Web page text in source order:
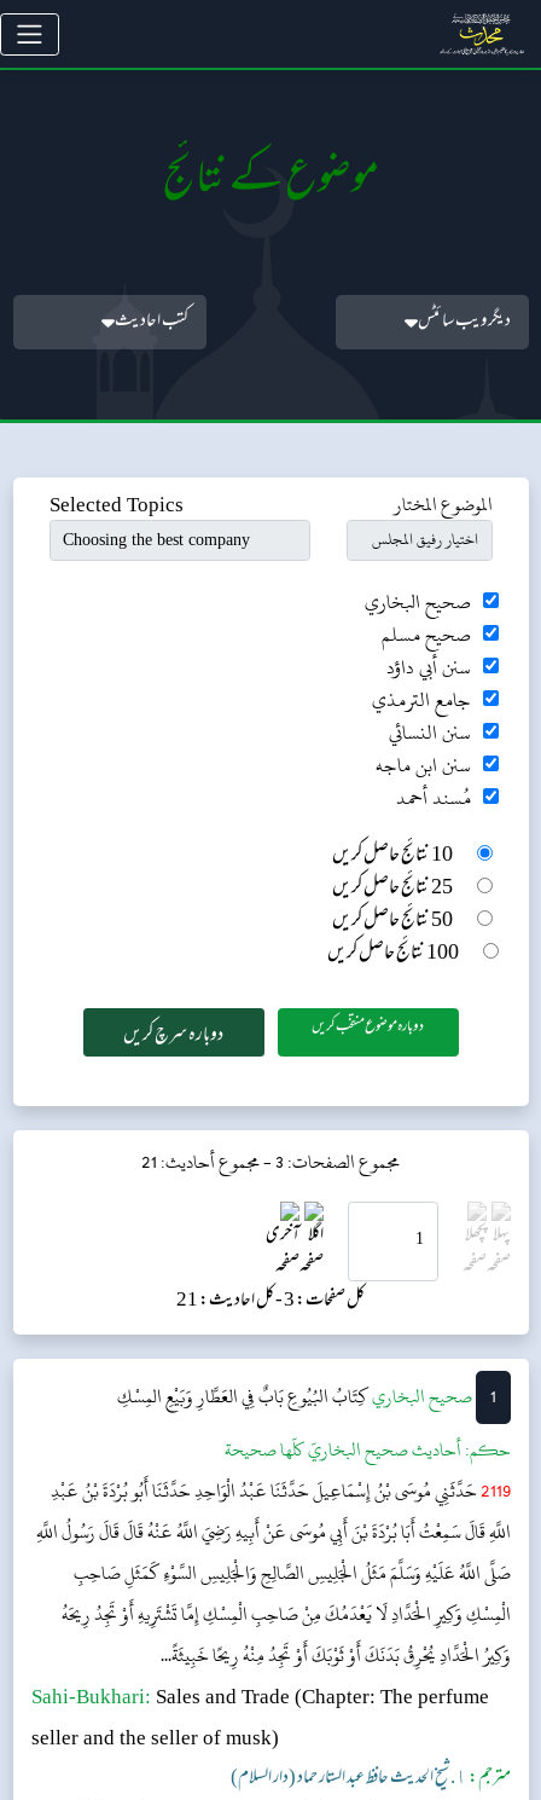
موضوع کے نتائج
دیگر ویب سائٹس کتب احادیث
الموضوع المختار Selected Topics
صحيح البخاري
صحيح مسلم
سنن أبي داؤد
جامع الترمذي
سنن النسائي
سنن ابن ماجه
مُسند أحمد
10 نتائج حاصل کریں
25 نتائج حاصل کریں
50 نتائج حاصل کریں
100 نتائج حاصل کریں
دوبارہ موضوع منتخب کریں
مجموع الصفحات: 3 - مجموع أحاديث: 21
کل صفحات: 3 - کل احادیث: 21
1 ‌‌صحيح البخاريكِتَابُ البُيُوعِبَابٌ فِي العَطَّارِ وَبَيْعِ المِسْكِ
حکم:أحاديث صحيح البخاريّ كلّها صحيحة
2119حَدَّثَنِي مُوسَى بْنُ إِسْمَاعِيلَ حَدَّثَنَا عَبْدُ الْوَاحِدِ حَدَّثَنَا أَبُو بُرْدَةَ بْنُ عَبْدِ
اللَّهِ قَالَ سَمِعْتُ أَبَا بُرْدَةَ بْنَ أَبِي مُوسَى عَنْ أَبِيهِ رَضِيَ اللَّهُ عَنْهُ قَالَ قَالَ رَسُولُ اللَّهِ
صَلَّى اللَّهُ عَلَيْهِ وَسَلَّمَ مَثَلُ الْجَلِيسِ الصَّالِحِ وَالْجَلِيسِ السَّوْءِ كَمَثَلِ صَاحِبِ
الْمِسْكِ وَكِيرِ الْحَدَّادِ لَا يَعْدَمُكَ مِنْ صَاحِبِ الْمِسْكِ إِمَّا تَشْتَرِيهِ أَوْ تَجِدُ رِيحَهُ
وَكِيرُ الْحَدَّادِ يُحْرِقُ بَدَنَكَ أَوْ ثَوْبَكَ أَوْ تَجِدُ مِنْهُ رِيحًا خَبِيثَةً...
Sahi-Bukhari: Sales and Trade (Chapter: The perfume
seller and the seller of musk)
مترجم: ١. شیخ الحدیث حافظ عبد الستار حماد (دار السلام)